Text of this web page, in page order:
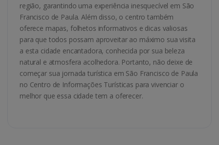
região, garantindo uma experiência inesquecível em São
Francisco de Paula. Além disso, o centro também
oferece mapas, folhetos informativos e dicas valiosas
para que todos possam aproveitar ao máximo sua visita
a esta cidade encantadora, conhecida por sua beleza
natural e atmosfera acolhedora. Portanto, não deixe de
começar sua jornada turística em São Francisco de Paula
no Centro de Informações Turísticas para vivenciar o
melhor que essa cidade tem a oferecer.